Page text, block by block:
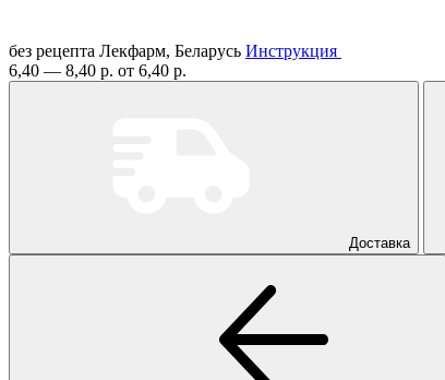
без рецепта Лекфарм, Беларусь Инструкция
6,40 — 8,40 р. от 6,40 р.
Доставка